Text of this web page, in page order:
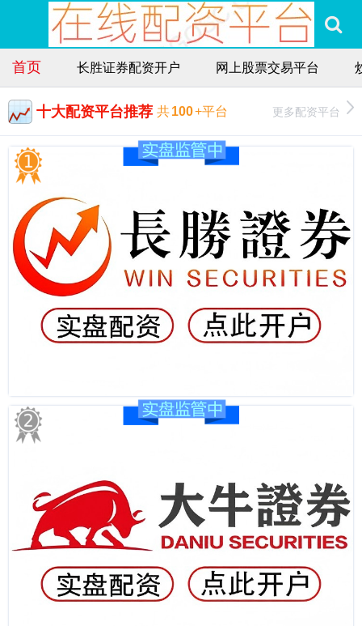
首页 长胜证券配资开户 网上股票交易平台
十大配资平台推荐 共100+平台 更多配资平台